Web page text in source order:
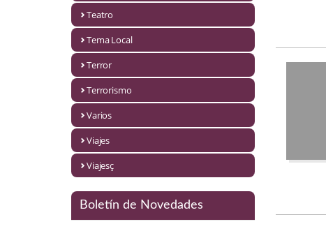
Papás, Mamás, Bebés…
Psicología. Educación
Segunda Guerra Mundial
Teatro
Tema Local
Terror
Terrorismo
Varios
Viajes
Viajesç
Boletín de Novedades